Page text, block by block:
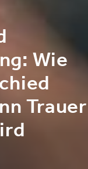
Wie
Trauer